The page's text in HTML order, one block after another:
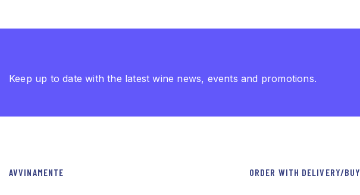
Keep up to date with the latest wine news, events and promotions.
AVVINAMENTE ORDER WITH DELIVERY/BUY